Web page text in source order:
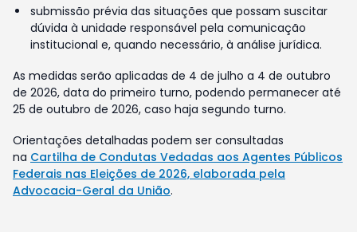
submissão prévia das situações que possam suscitar
dúvida à unidade responsável pela comunicação
institucional e, quando necessário, à análise jurídica.
As medidas serão aplicadas de 4 de julho a 4 de outubro
de 2026, data do primeiro turno, podendo permanecer até
25 de outubro de 2026, caso haja segundo turno.
Orientações detalhadas podem ser consultadas
na Cartilha de Condutas Vedadas aos Agentes Públicos
Federais nas Eleições de 2026, elaborada pela
Advocacia-Geral da União.